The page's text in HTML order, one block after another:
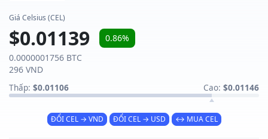
Giá Celsius (CEL)
$0.01139
0.86%
0.0000001756 BTC
296 VND
Thấp: $0.01106 Cao: $0.01146
ĐỔI CEL → VND ĐỔI CEL → USD ↔ MUA CEL